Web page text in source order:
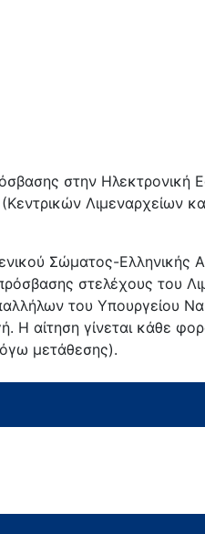
στην Ηλεκτρονική
Λιμεναρχείων
Σώματος-
στελέχους του
του Υπουργείου
Η αίτηση γίνεται κάθε
μετάθεσης).